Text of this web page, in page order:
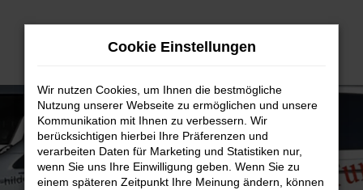
Zum
Cookie Einstellungen
Wir nutzen Cookies, um Ihnen die bestmögliche
Nutzung unserer Webseite zu ermöglichen und unsere
Kommunikation mit Ihnen zu verbessern. Wir
berücksichtigen hierbei Ihre Präferenzen und
verarbeiten Daten für Marketing und Statistiken nur,
wenn Sie uns Ihre Einwilligung geben. Wenn Sie zu
einem späteren Zeitpunkt Ihre Meinung ändern, können